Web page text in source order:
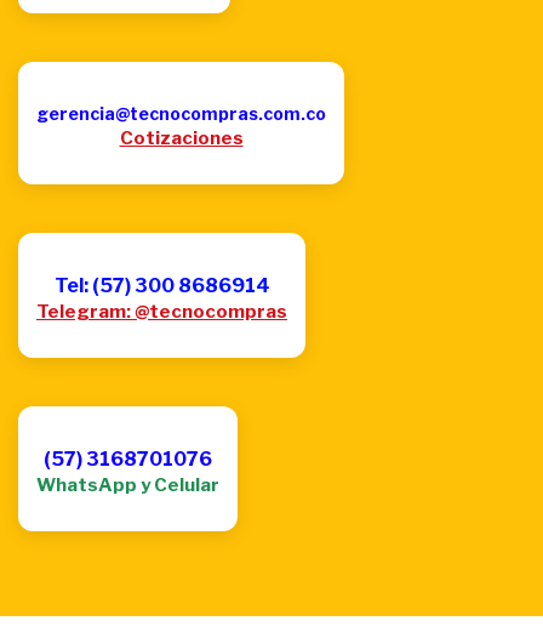
gerencia@tecnocompras.com.co
Cotizaciones
Tel: (57) 300 8686914
Telegram: @tecnocompras
(57) 3168701076
WhatsApp y Celular